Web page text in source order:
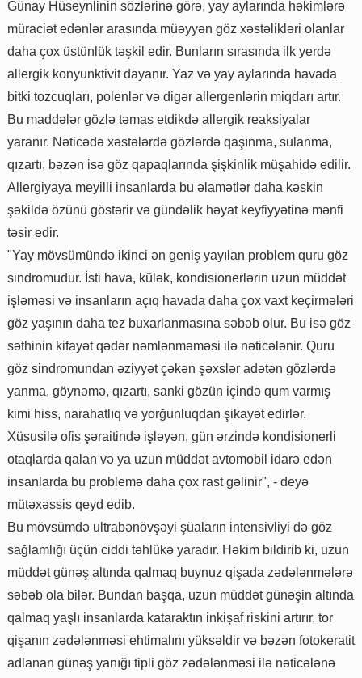
Günay Hüseynlinin sözlərinə görə, yay aylarında həkimlərə
müraciət edənlər arasında müəyyən göz xəstəlikləri olanlar
daha çox üstünlük təşkil edir. Bunların sırasında ilk yerdə
allergik konyunktivit dayanır. Yaz və yay aylarında havada
bitki tozcuqları, polenlər və digər allergenlərin miqdarı artır.
Bu maddələr gözlə təmas etdikdə allergik reaksiyalar
yaranır. Nəticədə xəstələrdə gözlərdə qaşınma, sulanma,
qızartı, bəzən isə göz qapaqlarında şişkinlik müşahidə edilir.
Allergiyaya meyilli insanlarda bu əlamətlər daha kəskin
şəkildə özünü göstərir və gündəlik həyat keyfiyyətinə mənfi
təsir edir.
"Yay mövsümündə ikinci ən geniş yayılan problem quru göz
sindromudur. İsti hava, külək, kondisionerlərin uzun müddət
işləməsi və insanların açıq havada daha çox vaxt keçirmələri
göz yaşının daha tez buxarlanmasına səbəb olur. Bu isə göz
səthinin kifayət qədər nəmlənməməsi ilə nəticələnir. Quru
göz sindromundan əziyyət çəkən şəxslər adətən gözlərdə
yanma, göynəmə, qızartı, sanki gözün içində qum varmış
kimi hiss, narahatlıq və yorğunluqdan şikayət edirlər.
Xüsusilə ofis şəraitində işləyən, gün ərzində kondisionerli
otaqlarda qalan və ya uzun müddət avtomobil idarə edən
insanlarda bu problemə daha çox rast gəlinir", - deyə
mütəxəssis qeyd edib.
Bu mövsümdə ultrabənövşəyi şüaların intensivliyi də göz
sağlamlığı üçün ciddi təhlükə yaradır. Həkim bildirib ki, uzun
müddət günəş altında qalmaq buynuz qişada zədələnmələrə
səbəb ola bilər. Bundan başqa, uzun müddət günəşin altında
qalmaq yaşlı insanlarda kataraktın inkişaf riskini artırır, tor
qişanın zədələnməsi ehtimalını yüksəldir və bəzən fotokeratit
adlanan günəş yanığı tipli göz zədələnməsi ilə nəticələnə